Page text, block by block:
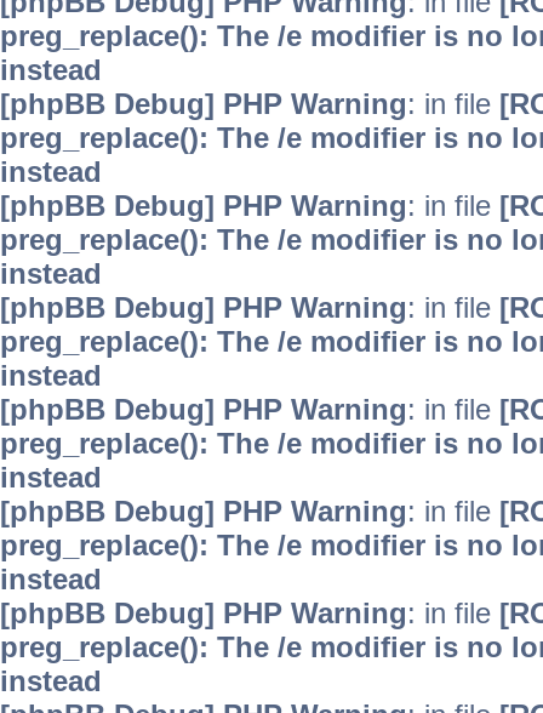
preg_replace(): The /e modifier is no
instead
[phpBB Debug] PHP Warning: in file
preg_replace(): The /e modifier is no
instead
[phpBB Debug] PHP Warning: in file
preg_replace(): The /e modifier is no
instead
[phpBB Debug] PHP Warning: in file
preg_replace(): The /e modifier is no
instead
[phpBB Debug] PHP Warning: in file
preg_replace(): The /e modifier is no
instead
[phpBB Debug] PHP Warning: in file
preg_replace(): The /e modifier is no
instead
[phpBB Debug] PHP Warning: in file
preg_replace(): The /e modifier is no
instead